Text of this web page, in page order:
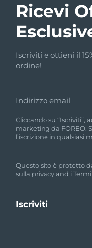
Ricevi
Iscriviti e ottieni il
ordine!
Indirizzo email
Cliccando su “Iscriviti”,
marketing da FOREO.
l’iscrizione in qualsiasi
Questo sito è protetto
sulla privacyand i